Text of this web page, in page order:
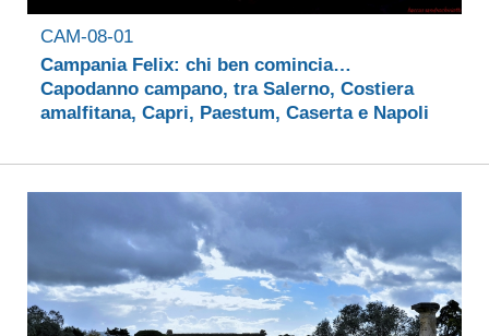
CAM-08-01
Campania Felix: chi ben comincia…
Capodanno campano, tra Salerno, Costiera
amalfitana, Capri, Paestum, Caserta e Napoli